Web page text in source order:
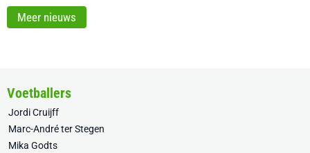
Meer nieuws
Voetballers
Jordi Cruijff
Marc-André ter Stegen
Mika Godts